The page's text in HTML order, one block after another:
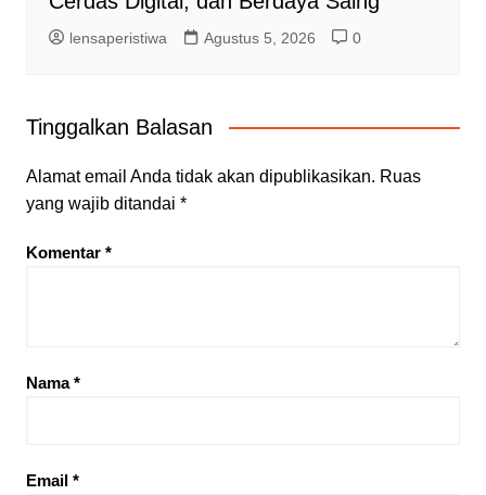
lensaperistiwa Agustus 5, 2026 0
Tinggalkan Balasan
Alamat email Anda tidak akan dipublikasikan. Ruas
yang wajib ditandai *
Komentar *
Nama*
Email *